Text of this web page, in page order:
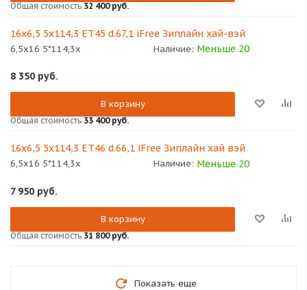
Общая стоимость 32 400 руб.
16x6,5 5x114,3 ET45 d.67,1 iFree Зиплайн хай-вэй
6,5x16 5*114,3x Наличие: Меньше 20
8 350 руб.
В корзину
Общая стоимость 33 400 руб.
16x6,5 5x114,3 ET46 d.66,1 iFree Зиплайн хай вэй
6,5x16 5*114,3x Наличие: Меньше 20
7 950 руб.
В корзину
Общая стоимость31 800 руб.
Показать еще